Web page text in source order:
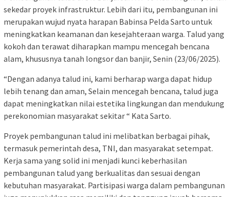
sekedar proyek infrastruktur. Lebih dari itu, pembangunan ini
merupakan wujud nyata harapan Babinsa Pelda Sarto untuk
meningkatkan keamanan dan kesejahteraan warga. Talud yang
kokoh dan terawat diharapkan mampu mencegah bencana
alam, khususnya tanah longsor dan banjir, Senin (23/06/2025).
“Dengan adanya talud ini, kami berharap warga dapat hidup
lebih tenang dan aman, Selain mencegah bencana, talud juga
dapat meningkatkan nilai estetika lingkungan dan mendukung
perekonomian masyarakat sekitar “ Kata Sarto.
Proyek pembangunan talud ini melibatkan berbagai pihak,
termasuk pemerintah desa, TNI, dan masyarakat setempat.
Kerja sama yang solid ini menjadi kunci keberhasilan
pembangunan talud yang berkualitas dan sesuai dengan
kebutuhan masyarakat. Partisipasi warga dalam pembangunan